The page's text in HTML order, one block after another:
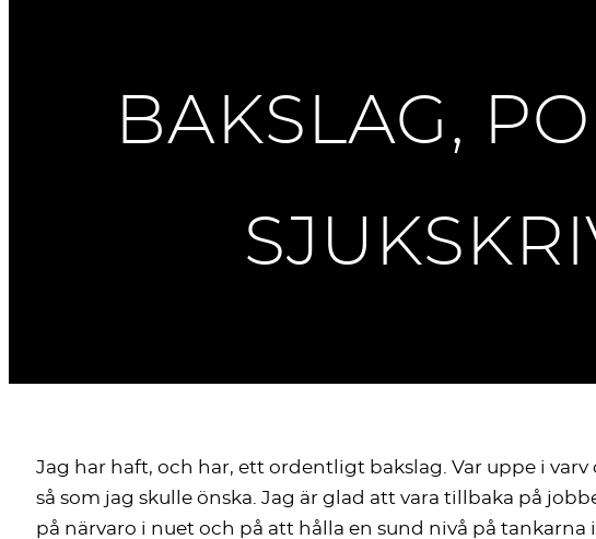
BAKSLAG,
Jag har haft, och har, ett ordentligt bakslag. Var uppe i
så som jag skulle önska. Jag är glad att vara tillbaka på
på närvaro i nuet och på att hålla en sund nivå på tankarna